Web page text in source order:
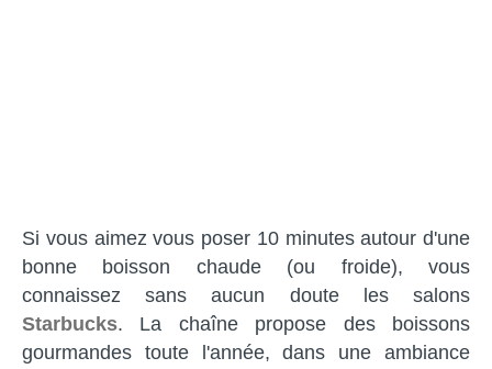
Si vous aimez vous poser 10 minutes autour d'une
bonne boisson chaude (ou froide), vous
connaissez sans aucun doute les salons
Starbucks. La chaîne propose des boissons
gourmandes toute l'année, dans une ambiance